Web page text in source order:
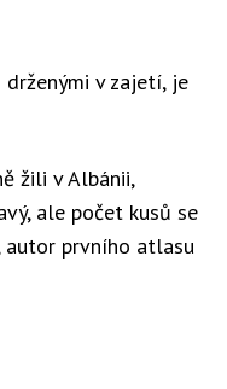
drženými v zajetí, je
žili v Albánii,
ale počet kusů se
autor prvního atlasu